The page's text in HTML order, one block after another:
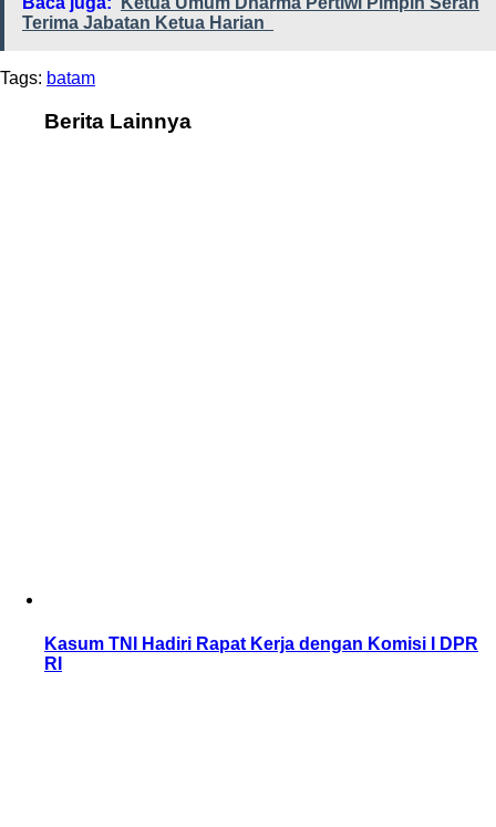
Terima Jabatan Ketua Harian
Tags: batam
Berita Lainnya
Kasum TNI Hadiri Rapat Kerja dengan Komisi I DPR
RI